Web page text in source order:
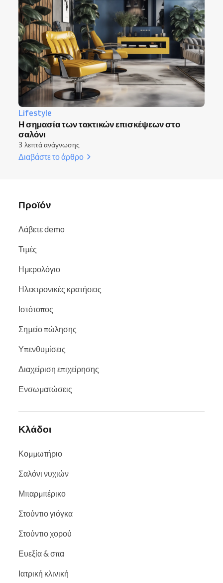
Lifestyle
Η σημασία των τακτικών επισκέψεων στο
σαλόνι
3 λεπτά ανάγνωσης
Διαβάστε το άρθρο
Προϊόν
Λάβετε demo
Τιμές
Ημερολόγιο
Ηλεκτρονικές κρατήσεις
Ιστότοπος
Σημείο πώλησης
Υπενθυμίσεις
Διαχείριση επιχείρησης
Ενσωματώσεις
Κλάδοι
Κομμωτήριο
Σαλόνι νυχιών
Μπαρμπέρικο
Στούντιο γιόγκα
Στούντιο χορού
Ευεξία & σπα
Ιατρική κλινική